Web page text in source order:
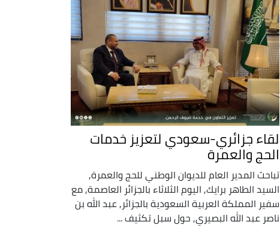
لقاء جزائري-سعودي لتعزيز خدمات
الحج والعمرة
تباحث المدير العام للديوان الوطني للحج والعمرة,
السيد الطاهر برايك, اليوم الثلاثاء بالجزائر العاصمة, مع
سفير المملكة العربية السعودية بالجزائر, عبد الله بن
ناصر عبد الله البصيري, حول سبل تكثيف ...